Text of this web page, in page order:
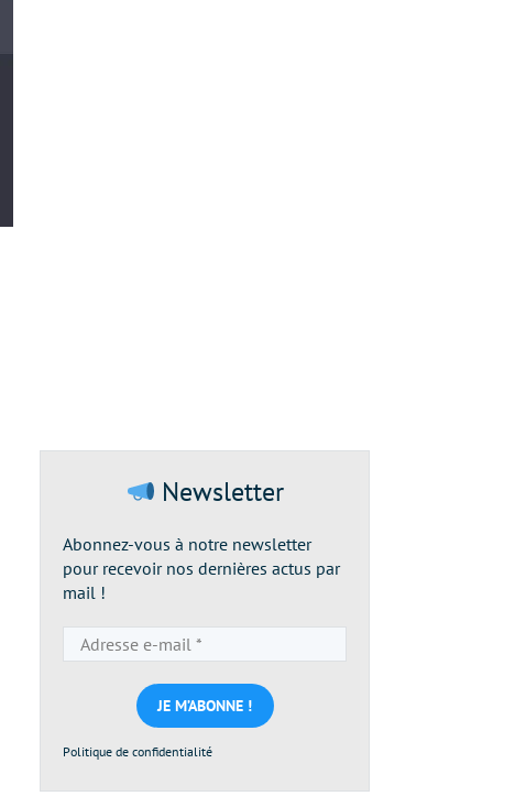
Newsletter
Abonnez-vous à notre newsletter
pour recevoir nos dernières actus par
mail !
e-
mail
*
Politique de confidentialité